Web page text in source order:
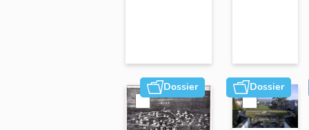
Dossier Dossier